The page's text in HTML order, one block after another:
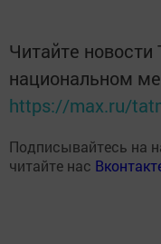
Читайте новости
национальном
https://max.ru/
Подписывайтесь на
читайте нас